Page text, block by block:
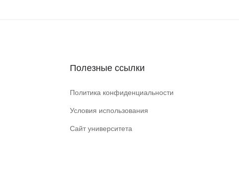
Полезные ссылки
Политика конфиденциальности
Условия использования
Сайт университета